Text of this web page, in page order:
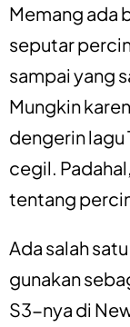
Memang ada
seputar
sampai yang
Mungkin
dengerin
cegil.
tentang
Ada salah
gunakan
S3-nya di